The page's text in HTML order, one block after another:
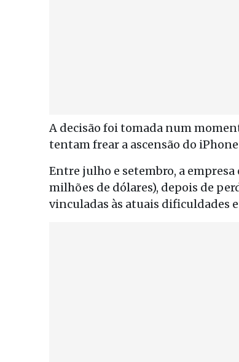
A decisão foi tomada num
tentam frear a ascensão do
Entre julho e setembro, a
milhões de dólares), depois de
vinculadas às atuais dificuldades